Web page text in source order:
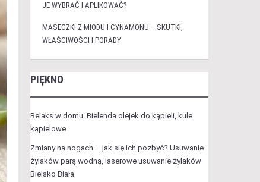
JE WYBRAĆ I APLIKOWAĆ?
MASECZKI Z MIODU I CYNAMONU – SKUTKI,
WŁAŚCIWOŚCI I PORADY
PIĘKNO
Relaks w domu. Bielenda olejek do kąpieli, kule
kąpielowe
Zmiany na nogach – jak się ich pozbyć? Usuwanie
żylaków parą wodną, laserowe usuwanie żylaków
Bielsko Biała